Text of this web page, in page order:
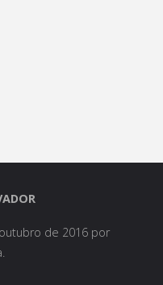
de 2016 por